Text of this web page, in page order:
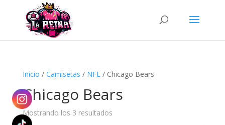
Búsqueda
productos
Inicio / Camisetas / NFL/ Chicago Bears
Chicago Bears
Mostrando los 3 resultadosOrdenado